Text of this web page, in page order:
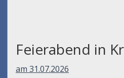
Feierabend in
am 31.07.2026